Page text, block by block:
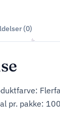
(0)
pr. pakke: